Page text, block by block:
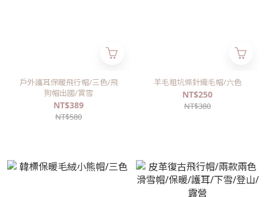
戶外護耳保暖飛行帽/三色/飛
狗帽出國/賞雪
NT$389
NT$580
羊毛粗坑條針織毛帽/六色
NT$250
NT$380